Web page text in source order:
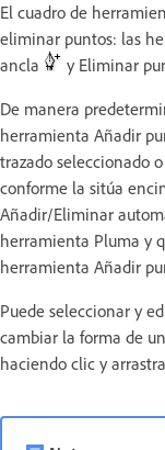
El cuadro de
eliminar puntos: las
ancla
y Eliminar
De manera
herramienta Añadir
trazado seleccionado
conforme la sitúa
Añadir/Eliminar
herramienta Pluma y
herramienta Añadir
Puede seleccionar y
cambiar la forma de
haciendo clic y